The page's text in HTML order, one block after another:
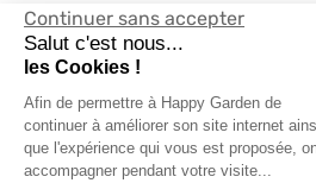
Continuer sans accepter
Salut c'est nous...
les Cookies !
Afin de permettre à Happy Garden de
continuer à améliorer son site internet
que l'expérience qui vous est proposée,
accompagner pendant votre visite...
Happy Garden
Nos services
Suivez-nous